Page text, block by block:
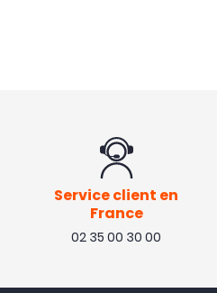
Service client en
France
02 35 00 30 00